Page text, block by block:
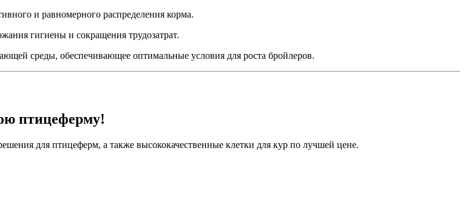
и равномерного распределения корма.
гигиены и сокращения трудозатрат.
среды, обеспечивающее оптимальные условия для роста бройлеров.
птицеферму!
для птицеферм, а также высококачественные клетки для кур по лучшей цене.